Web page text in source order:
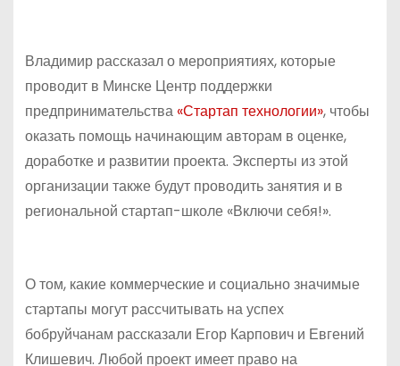
Владимир рассказал о мероприятиях, которые
проводит в Минске Центр поддержки
предпринимательства «Стартап технологии», чтобы
оказать помощь начинающим авторам в оценке,
доработке и развитии проекта. Эксперты из этой
организации также будут проводить занятия и в
региональной стартап-школе «Включи себя!».
О том, какие коммерческие и социально значимые
стартапы могут рассчитывать на успех
бобруйчанам рассказали Егор Карпович и Евгений
Клишевич. Любой проект имеет право на